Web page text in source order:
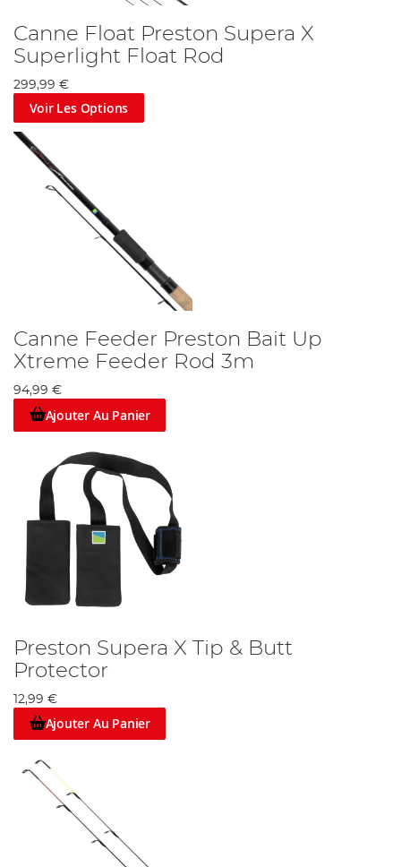
Canne Float Preston Supera X
Superlight Float Rod
299,99 €
Voir Les Options
Canne Feeder Preston Bait Up
Xtreme Feeder Rod 3m
94,99 €
Ajouter Au Panier
Preston Supera X Tip & Butt
Protector
12,99 €
Ajouter Au Panier